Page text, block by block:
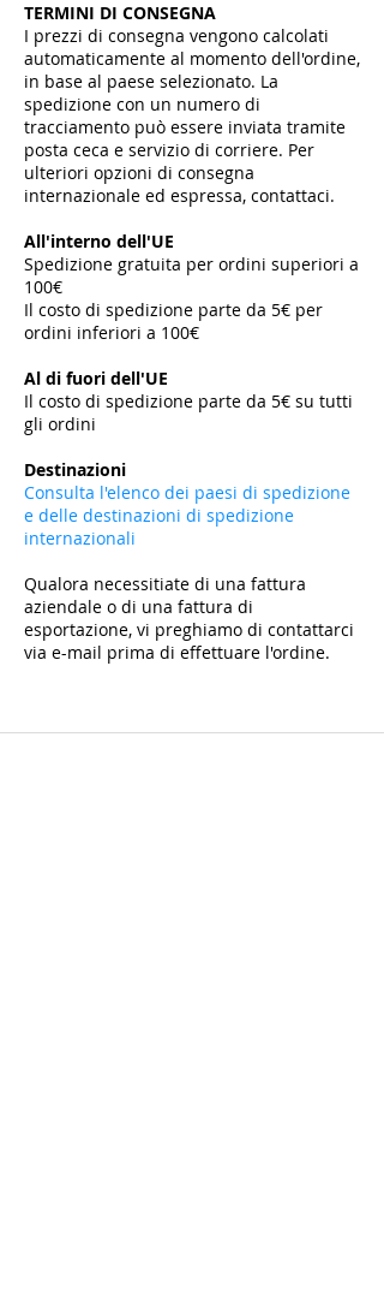
TERMINI DI CONSEGNA
I prezzi di consegna vengono calcolati
automaticamente al momento dell'ordine,
in base al paese selezionato. La
spedizione con un numero di
tracciamento può essere inviata tramite
posta ceca e servizio di corriere. Per
ulteriori opzioni di consegna
internazionale ed espressa, contattaci.
All'interno dell'UE
Spedizione gratuita per ordini superiori a
100€
Il costo di spedizione parte da 5€ per
ordini inferiori a 100€
Al di fuori dell'UE
Il costo di spedizione parte da 5€ su tutti
gli ordini
Destinazioni
Consulta l'elenco dei paesi di spedizione
e delle destinazioni di spedizione
internazionali
Qualora necessitiate di una fattura
aziendale o di una fattura di
esportazione, vi preghiamo di contattarci
via e-mail prima di effettuare l'ordine.